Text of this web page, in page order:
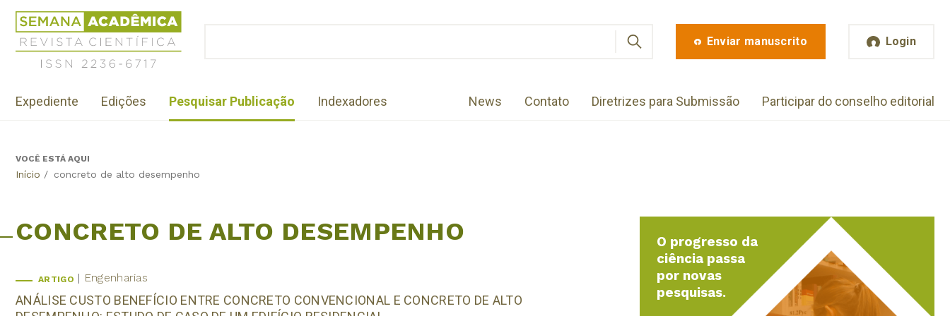
Jump
navigation
Revista
Científica
Semana
Acadêmica
2236-
Enviar manuscrito Login
Menu
institutional
Expediente Edições Pesquisar Publicação Indexadores News Contato Diretrizes para Submissão Participar do conselho editorial
BackVOCÊ ESTÁ AQUI
Início / concreto de alto desempenho
CONCRETO DE ALTO DESEMPENHO
ARTIGO Engenharias
ANÁLISE CUSTO BENEFÍCIO ENTRE CONCRETO CONVENCIONAL E CONCRETO DE ALTO
O progresso da
ciência passa
por novas
pesquisas.